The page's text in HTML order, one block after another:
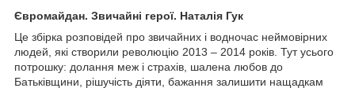
Євромайдан. Звичайні герої. Наталія Гук
Це збірка розповідей про звичайних і водночас неймовірних
людей, які створили революцію 2013 – 2014 років. Тут усього
потрошку: долання меж і страхів, шалена любов до
Батьківщини, рішучість діяти, бажання залишити нащадкам